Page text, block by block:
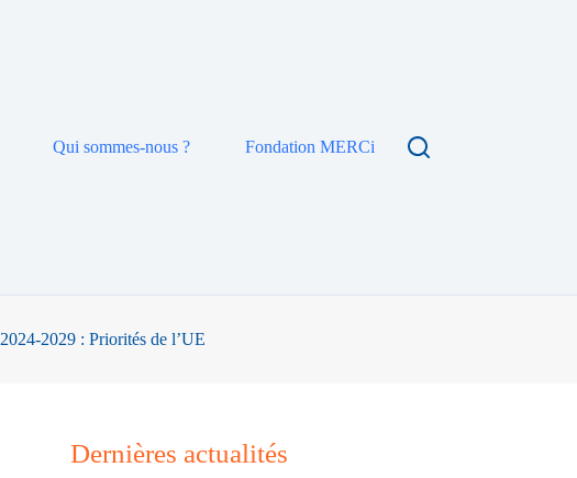
Qui sommes-nous ? Fondation MERCi
2024-2029 : Priorités de l’UE
Dernières actualités